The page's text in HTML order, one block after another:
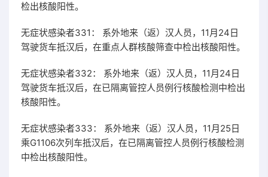
检出核酸阳性。
无症状感染者331： 系外地来（返）汉人员，11月24日
驾驶货车抵汉后，在重点人群核酸筛查中检出核酸阳性。
无症状感染者332： 系外地来（返）汉人员，11月24日
驾驶货车抵汉后，在已隔离管控人员例行核酸检测中检出
核酸阳性。
无症状感染者333： 系外地来（返）汉人员，11月25日
乘G1106次列车抵汉后，在已隔离管控人员例行核酸检测
中检出核酸阳性。